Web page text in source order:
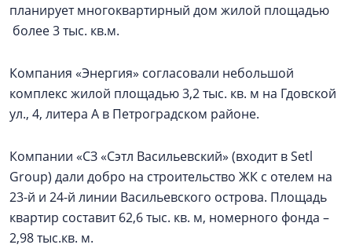
планирует многоквартирный дом жилой площадью
более 3 тыс. кв.м.
Компания «Энергия» согласовали небольшой
комплекс жилой площадью 3,2 тыс. кв. м на Гдовской
ул., 4, литера А в Петроградском районе.
Компании «СЗ «Сэтл Васильевский» (входит в Setl
Group) дали добро на строительство ЖК с отелем на
23-й и 24-й линии Васильевского острова. Площадь
квартир составит 62,6 тыс. кв. м, номерного фонда –
2,98 тыс.кв. м.